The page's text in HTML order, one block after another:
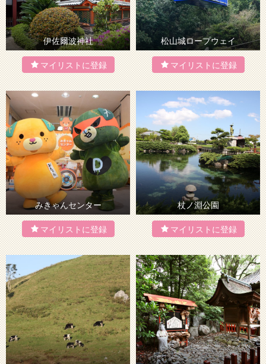
伊佐爾波神社 松山城ロープウェイ
みきゃんセンター 杖ノ淵公園